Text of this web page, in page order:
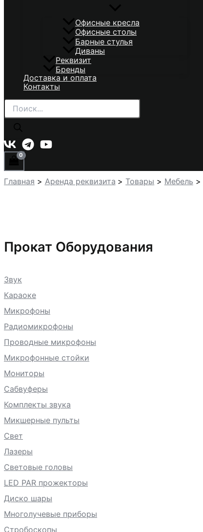
Офисные кресла
Офисные столы
Барные стулья
Диваны
Реквизит
Бренды
Доставка и оплата
Контакты
Поиск
товаров
Главная Аренда реквизита Товары Мебель
Прокат Оборудования
Звук
Караоке
Микрофоны
Радиомикрофоны
Проводные микрофоны
Микрофонные стойки
Мониторы
Сабвуферы
Комплекты звука
Микшерные пульты
Свет
Лазеры
Световые головы
LED PAR прожекторы
Диско шары
Многолучевые приборы
Стробоскопы